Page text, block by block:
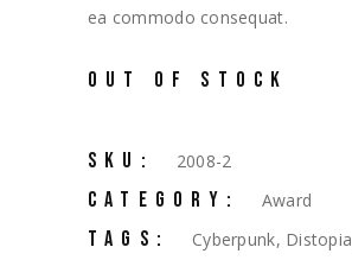
ea commodo consequat.
OUT OF STOCK
SKU: 2008-2
CATEGORY: Award
TAGS: Cyberpunk, Distopia